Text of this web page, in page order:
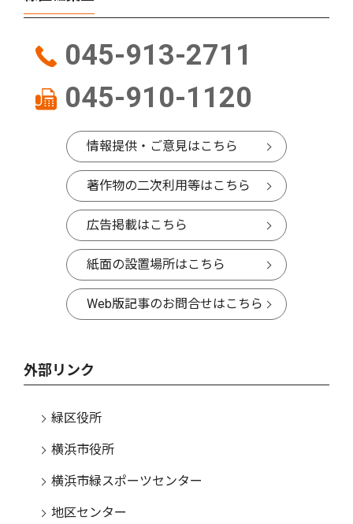
045-913-2711
045-910-1120
情報提供・ご意見はこちら
著作物の二次利用等はこちら
広告掲載はこちら
紙面の設置場所はこちら
Web版記事のお問合せはこちら
外部リンク
緑区役所
横浜市役所
横浜市緑スポーツセンター
地区センター